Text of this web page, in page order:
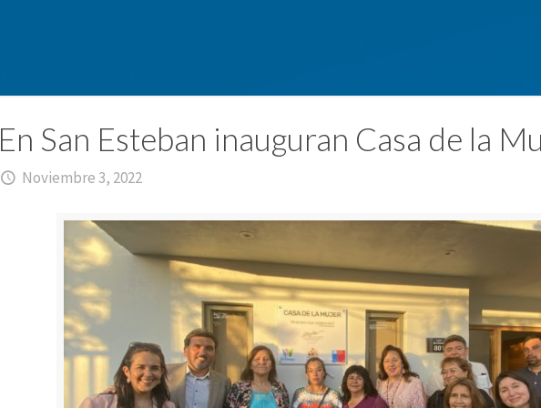
En San Esteban inauguran Casa de la
Noviembre 3, 2022